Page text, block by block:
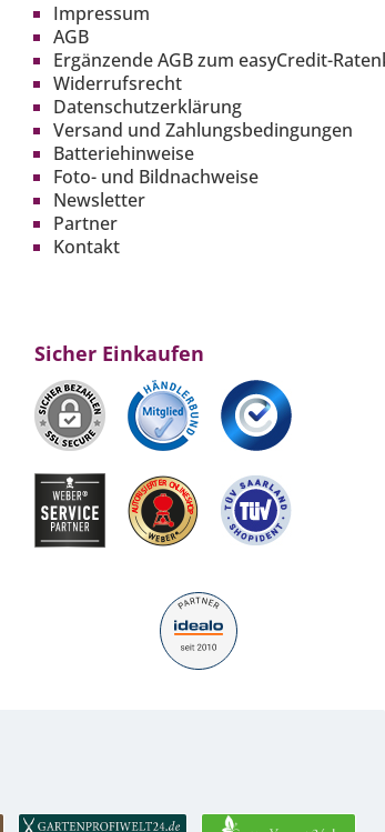
Impressum
AGB
Ergänzende AGB zum easyCredit-
Widerrufsrecht
Datenschutzerklärung
Versand und Zahlungsbedingungen
Batteriehinweise
Foto- und Bildnachweise
Newsletter
Partner
Kontakt
Sicher Einkaufen